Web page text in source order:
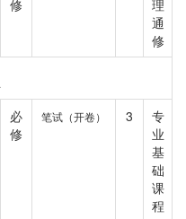
修
理
通
修
必
修
笔试（开卷） 3
专
业
基
础
课
程